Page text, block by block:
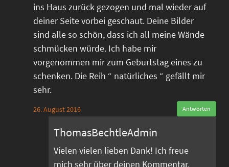
ins Haus zurück gezogen und mal wieder auf
deiner Seite vorbei geschaut. Deine Bilder
sind alle so schön, dass ich all meine Wände
schmücken würde. Ich habe mir
vorgenommen mir zum Geburtstag eines zu
schenken. Die Reih “ natürliches “ gefällt mir
sehr.
26. August 2016 Antworten
ThomasBechtleAdmin
Vielen vielen lieben Dank! Ich freue
mich sehr über deinen Kommentar.